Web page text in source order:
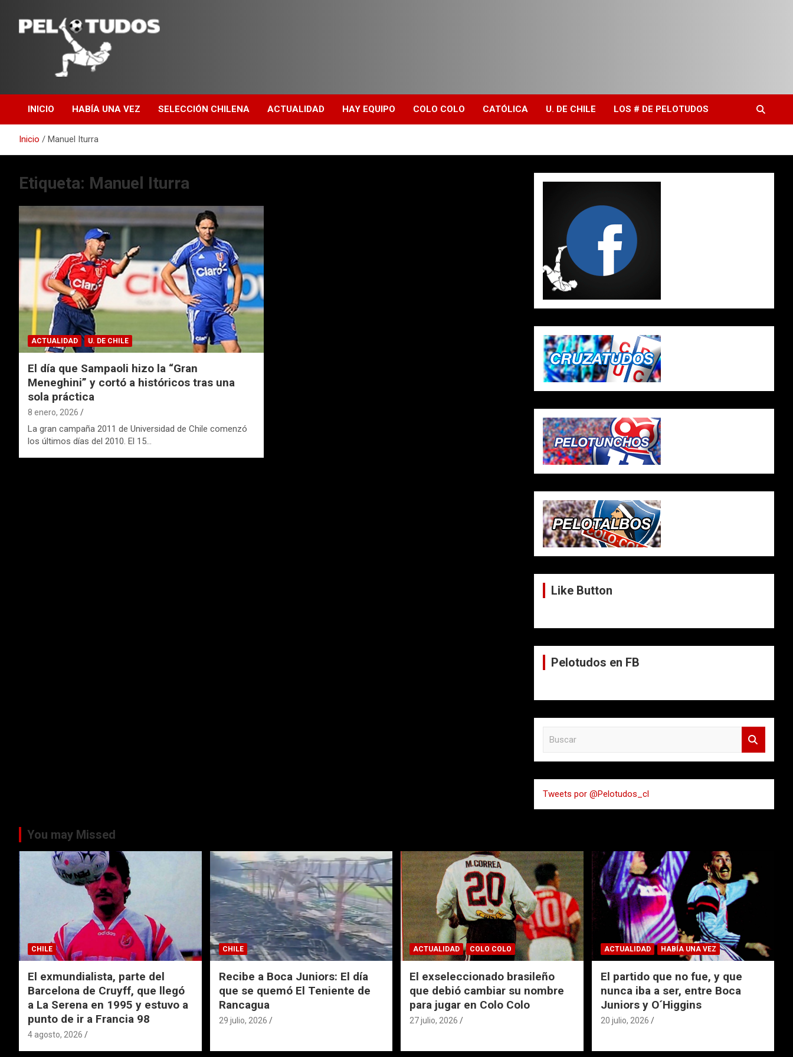
contenido
INICIO HABÍA UNA VEZ SELECCIÓN CHILENA ACTUALIDAD HAY EQUIPO COLO COLO CATÓLICA U. DE CHILE LOS # DE PELOTUDOS
Inicio Manuel Iturra
Etiqueta: Manuel Iturra
ACTUALIDAD U. DE CHILE
El día que Sampaoli hizo la “Gran
Meneghini” y cortó a históricos tras una
sola práctica
8 enero, 2026
La gran campaña 2011 de Universidad de Chile comenzó
los últimos días del 2010. El 15…
Like Button
Pelotudos en FB
a
r
Tweets por @Pelotudos_cl
You may Missed
CHILE
El exmundialista, parte del
Barcelona de Cruyff, que llegó
a La Serena en 1995 y estuvo a
punto de ir a Francia 98
4 agosto, 2026
CHILE
Recibe a Boca Juniors: El día
que se quemó El Teniente de
Rancagua
29 julio, 2026
ACTUALIDAD COLO COLO
El exseleccionado brasileño
que debió cambiar su nombre
para jugar en Colo Colo
27 julio, 2026
ACTUALIDAD HABÍA UNA VEZ
El partido que no fue, y que
nunca iba a ser, entre Boca
Juniors y O´Higgins
20 julio, 2026